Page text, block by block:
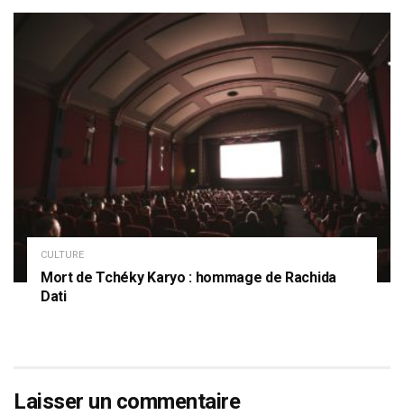
CULTURE
Mort de Tchéky Karyo : hommage de Rachida
Dati
Laisser un commentaire